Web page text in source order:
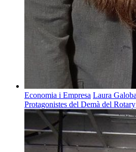
Economia i Empresa Laura
Protagonistes del Demà del Rotary